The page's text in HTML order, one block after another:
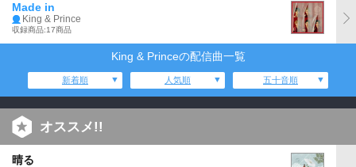
Made in
King & Prince
収録商品:17商品
King & Princeの配信曲一覧
新着順 人気順 五十音順
オススメ!!
晴る